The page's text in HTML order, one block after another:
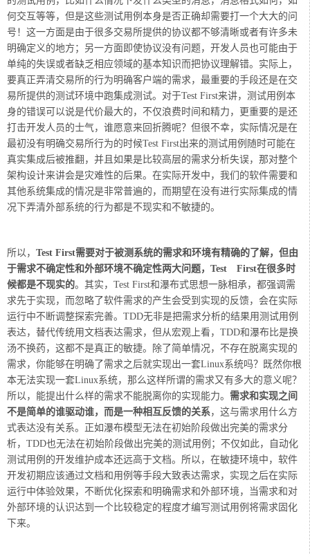
何交互等等，但是这些测试用例本身是否正确却需要打一个大大的问
号！这一方面是由于很多交易所提供的协议都不够清晰或者有许多未
明确定义的地方；另一方面即使协议没有问题，开发人员也可能由于
单纯的失误或者缺乏相应领域的基本知识而把协议理解错。实际上，
要真正弄清交易所的行为明确客户端的需求，最重要的手段还是在交
易所提供的测试环境中跑集成测试。对于Test First来讲，测试用例本
身的错误可以说是代价最大的，不仅浪费时间和精力，更重要的是还
打击开发人员的士气，谁愿意来回折腾呢？但很不幸，实际情况是在
最初没有明确交易所行为的时候Test First出来的测试用例随时可能在
真实集成后被推翻，并且如果是比较高层的需求分析失误，那对整个
架构设计来讲会是灾难性的后果。在实际开发中，我们的软件需要和
其他系统集成的情况是非常普遍的，而期望在没有进行实际集成的情
况下弄清外部系统的行为都是不现实和不敏捷的。
所以， Test First需要对于被测系统的需求和环境有精确的了解，但由
于需求不确定性和外部环境不确定性两大问题，Test First在很多时
候都是不现实的。其实，Test First和瀑布式思想一脉相承，都强调需
求先于实现，而忽略了软件需求的产生会受到实现的反馈，会在实际
运行中不断调整探索完善。TDD无非是把需求分析的结果用测试用例
表达，替代传统用文档表达需求，但从宏观上看，TDD和瀑布比是换
汤不换药，这都不是真正的敏捷。除了简单情况，不存在脱离实现的
需求，你能够在明确了需求之后就实现出一套Linux系统吗？既然你根
本无法实现一套Linux系统，那么这样所谓的需求又有多大的意义呢？
所以，能提出什么样的需求不能脱离你的实现能力。 需求和实现之间
不是简单的谁驱动谁，而是一种相互反馈的关系，这与需求用什么方
式表达没有关系。正如瀑布模型无法在初始阶段做出完美的需求分
析，TDD也无法在初始阶段做出完美的测试用例；不仅如此，自动化
测试用例的开发维护成本还远高于文档。所以，在敏捷环境中，软件
开发初期应该通过文档和用例等手段大致表达需求，实现之后在实际
运行中体验效果，不断优化探索和明确需求和外部环境，当需求和对
外部环境的认识达到一个比较稳定的程度才编写测试用例将需求固化
下来。